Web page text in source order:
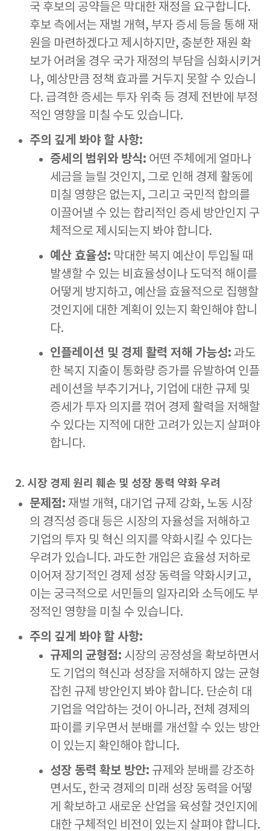
국 후보의 공약들은 막대한 재정을 요구합니다.
후보 측에서는 재벌 개혁, 부자 증세 등을 통해 재
원을 마련하겠다고 제시하지만, 충분한 재원 확
보가 어려울 경우 국가 재정의 부담을 심화시키거
나, 예상만큼 정책 효과를 거두지 못할 수 있습니
다. 급격한 증세는 투자 위축 등 경제 전반에 부정
적인 영향을 미칠 수도 있습니다.
주의 깊게 봐야 할 사항:
증세의 범위와 방식: 어떤 주체에게 얼마나
세금을 늘릴 것인지, 그로 인해 경제 활동에
미칠 영향은 없는지, 그리고 국민적 합의를
이끌어낼 수 있는 합리적인 증세 방안인지 구
체적으로 제시되는지 봐야 합니다.
예산 효율성: 막대한 복지 예산이 투입될 때
발생할 수 있는 비효율성이나 도덕적 해이를
어떻게 방지하고, 예산을 효율적으로 집행할
것인지에 대한 계획이 있는지 확인해야 합니
다.
인플레이션 및 경제 활력 저해 가능성: 과도
한 복지 지출이 통화량 증가를 유발하여 인플
레이션을 부추기거나, 기업에 대한 규제 및
증세가 투자 의지를 꺾어 경제 활력을 저해할
수 있다는 지적에 대한 고려가 있는지 살펴야
합니다.
2. 시장 경제 원리 훼손 및 성장 동력 약화 우려
문제점: 재벌 개혁, 대기업 규제 강화, 노동 시장
의 경직성 증대 등은 시장의 자율성을 저해하고
기업의 투자 및 혁신 의지를 약화시킬 수 있다는
우려가 있습니다. 과도한 개입은 효율성 저하로
이어져 장기적인 경제 성장 동력을 약화시키고,
이는 궁극적으로 서민들의 일자리와 소득에도 부
정적인 영향을 미칠 수 있습니다.
주의 깊게 봐야 할 사항:
규제의 균형점: 시장의 공정성을 확보하면서
도 기업의 혁신과 성장을 저해하지 않는 균형
잡힌 규제 방안인지 봐야 합니다. 단순히 대
기업을 억압하는 것이 아니라, 전체 경제의
파이를 키우면서 분배를 개선할 수 있는 방안
이 있는지 확인해야 합니다.
성장 동력 확보 방안: 규제와 분배를 강조하
면서도, 한국 경제의 미래 성장 동력을 어떻
게 확보하고 새로운 산업을 육성할 것인지에
대한 구체적인 비전이 있는지 살펴야 합니다.